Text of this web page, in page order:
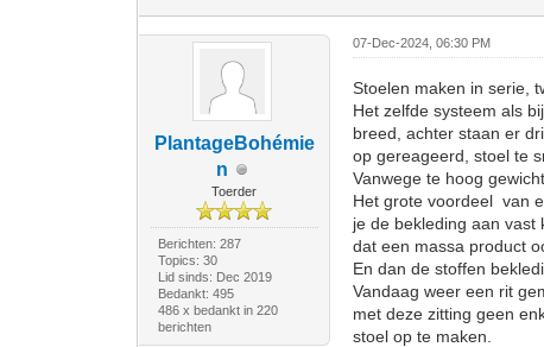
PlantageBohémie
n
Toerder
Berichten: 287
Topics: 30
Lid sinds: Dec 2019
Bedankt: 495
486 x bedankt in 220
berichten
07-Dec-2024, 06:30 PM
Stoelen maken in serie,
Het zelfde systeem als
breed, achter staan er
op gereageerd, stoel te
Vanwege te hoog
Het grote voordeel van
je de bekleding aan vast
dat een massa product
En dan de stoffen
Vandaag weer een rit
met deze zitting geen
stoel op te maken.